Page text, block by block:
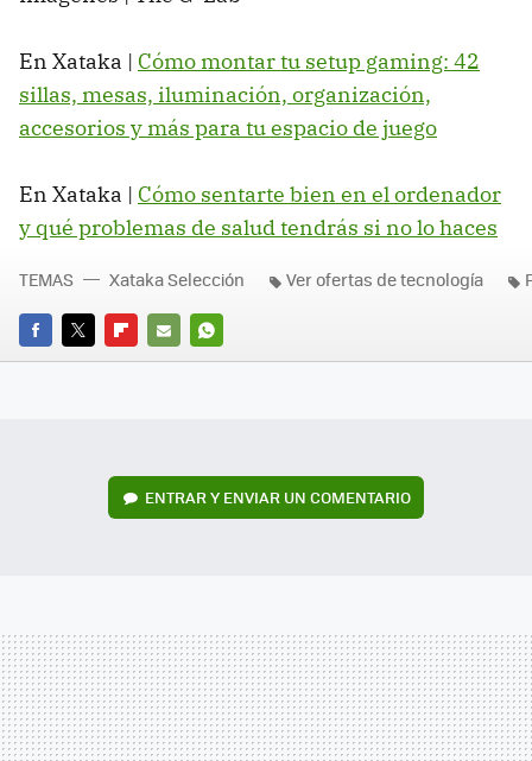
En Xataka | Cómo montar tu setup gaming: 42
sillas, mesas, iluminación, organización,
accesorios y más para tu espacio de juego
En Xataka | Cómo sentarte bien en el ordenador
y qué problemas de salud tendrás si no lo haces
FACEBOOK
TWITTERFLIPBOARD
E-
WHATSAPP
TEMAS Xataka Selección Ver ofertas de tecnología
ENTRAR Y ENVIAR UN COMENTARIO